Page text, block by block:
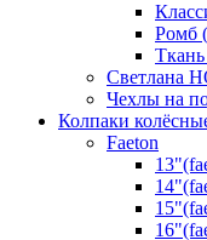
Ромб
Светлана
Чехлы на
Колпаки
Faeton